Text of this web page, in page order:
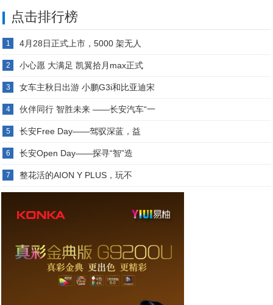
点击排行榜
1 4月28日正式上市，5000 架无人
2 小心愿 大满足 凯翼拾月max正式
3 女车主秋日出游 小鹏G3i和比亚迪宋
4 伙伴同行 智胜未来 ——长安汽车“一
5 长安Free Day——驾驭深蓝，益
6 长安Open Day——探寻“智”造
7 整花活的AION Y PLUS，玩不